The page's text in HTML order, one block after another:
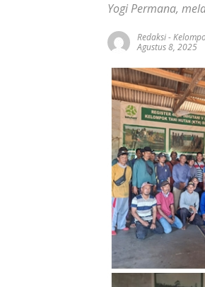
Yogi Permana,
Redaksi-
Agustus 8, 2025